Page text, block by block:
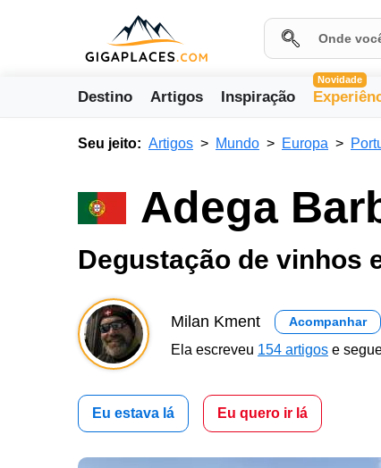
Destino Artigos Inspiração
Novidade
Seu jeito: Artigos Mundo Europa
Adega
Degustação de vinhos
Milan Kment Acompanhar
Ela escreveu 154 artigos e
Eu estava lá Eu quero ir lá